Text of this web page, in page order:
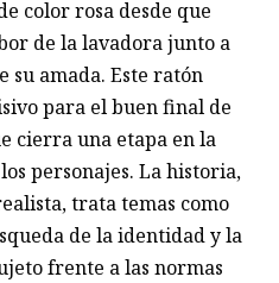
color rosa desde que
de la lavadora junto a
su amada. Este ratón
para el buen final de
cierra una etapa en la
personajes. La historia,
trata temas como
de la identidad y la
frente a las normas